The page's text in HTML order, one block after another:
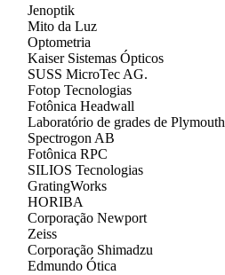
Jenoptik
Mito da Luz
Optometria
Kaiser Sistemas Ópticos
SUSS MicroTec AG.
Fotop Tecnologias
Fotônica Headwall
Laboratório de grades de Plymouth
Spectrogon AB
Fotônica RPC
SILIOS Tecnologias
GratingWorks
HORIBA
Corporação Newport
Zeiss
Corporação Shimadzu
Edmundo Ótica